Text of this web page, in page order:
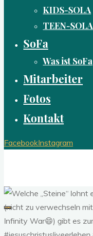
KIDS-SOLA
TEEN-SOLA
SoFa
Was ist SoFa
Mitarbeiter
Fotos
Kontakt
FacebookInstagram